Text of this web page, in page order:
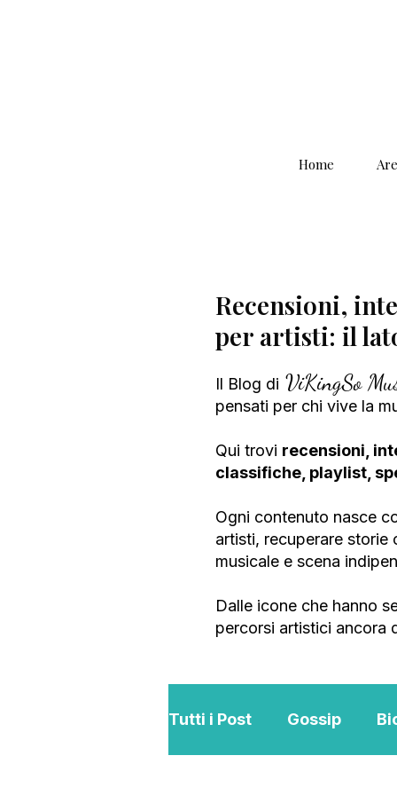
Home
Recensioni,
per artisti: il
Il Blog di ViKingSo
pensati per chi vive la
Qui trovi recensioni,
classifiche, playlist,
Ogni contenuto nasce
artisti, recuperare storie
musicale e scena
Dalle icone che hanno
percorsi artistici ancora
Tutti i Post Gossip